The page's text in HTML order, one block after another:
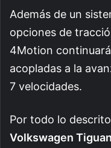
Además de un
opciones de
4Motion
acopladas a la
7 velocidades.
Por todo lo
Volkswagen